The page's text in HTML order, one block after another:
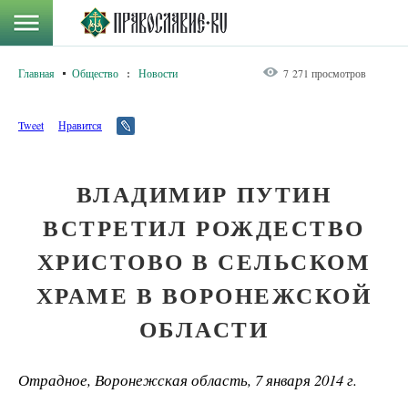
Главная Общество : Новости 7 271 просмотров
Tweet Нравится
ВЛАДИМИР ПУТИН
ВСТРЕТИЛ РОЖДЕСТВО
ХРИСТОВО В СЕЛЬСКОМ
ХРАМЕ В ВОРОНЕЖСКОЙ
ОБЛАСТИ
Отрадное, Воронежская область, 7 января 2014 г.